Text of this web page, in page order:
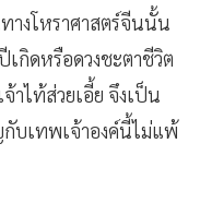
างโหราศาสตร์จีนนั้น
กิดหรือดวงชะตาชีวิต
ไท้ส่วยเอี้ย จึงเป็น
บเทพเจ้าองค์นี้ไม่แพ้